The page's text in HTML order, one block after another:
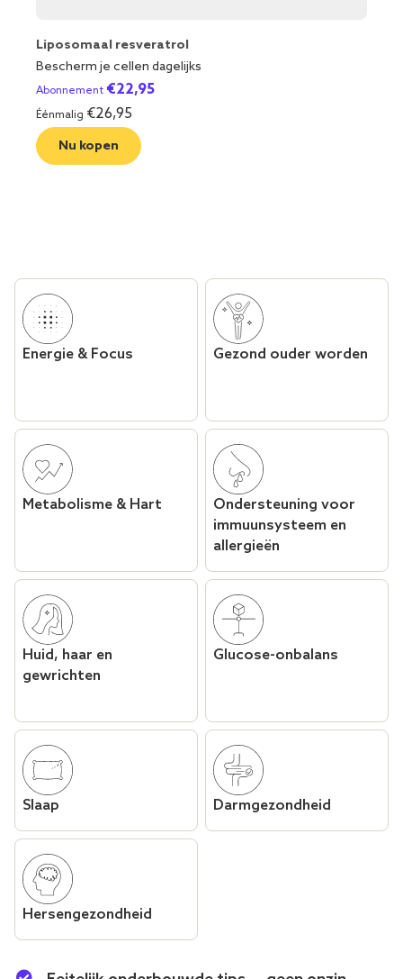
Liposomaal resveratrol
Bescherm je cellen dagelijks
Abonnement €22,95
Éénmalig €26,95
Nu kopen
Energie & Focus Gezond ouder worden
Metabolisme & Hart
Ondersteuning voor
immuunsysteem en
allergieën
Huid, haar en
gewrichten
Glucose-onbalans
Slaap Darmgezondheid
Hersengezondheid